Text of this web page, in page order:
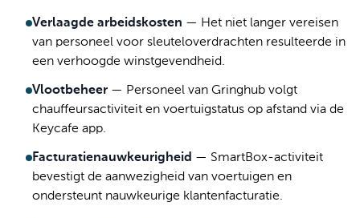
Verlaagde arbeidskosten — Het niet langer vereisen
van personeel voor sleuteloverdrachten resulteerde in
een verhoogde winstgevendheid.
Vlootbeheer — Personeel van Gringhub volgt
chauffeursactiviteit en voertuigstatus op afstand via de
Keycafe app.
Facturatienauwkeurigheid — SmartBox-activiteit
bevestigt de aanwezigheid van voertuigen en
ondersteunt nauwkeurige klantenfacturatie.